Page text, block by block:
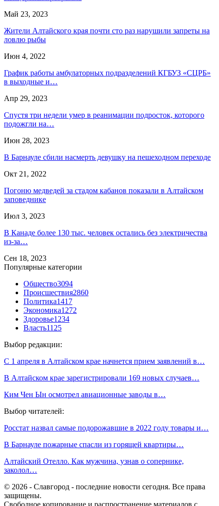
Май 23, 2023
Жители Алтайского края почти сто раз нарушили запреты на
ловлю рыбы
Июн 4, 2022
График работы амбулаторных подразделений КГБУЗ «СЦРБ»
в выходные и…
Апр 29, 2023
Спустя три недели умер в реанимации подросток, которого
подожгли на…
Июн 28, 2023
В Барнауле сбили насмерть девушку на пешеходном переходе
Окт 21, 2022
Погоню медведей за стадом кабанов показали в Алтайском
заповеднике
Июл 3, 2023
В Канаде более 130 тыс. человек остались без электричества
из-за…
Сен 18, 2023
Популярные категории
Общество3094
Происшествия2860
Политика1417
Экономика1272
Здоровье1234
Власть1125
Выбор редакции:
С 1 апреля в Алтайском крае начнется прием заявлений в…
В Алтайском крае зарегистрировали 169 новых случаев…
Ким Чен Ын осмотрел авиационные заводы в…
Выбор читателей:
Росстат назвал самые подорожавшие в 2022 году товары и…
В Барнауле пожарные спасли из горящей квартиры…
Алтайский Отелло. Как мужчина, узнав о сопернике,
заколол…
© 2026 - Славгород - последние новости сегодня. Все права
защищены.
Свободное копирование и распространение материалов с